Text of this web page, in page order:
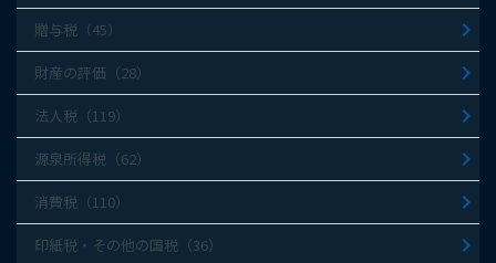
贈与税（45）
財産の評価（28）
法人税（119）
源泉所得税（62）
消費税（110）
印紙税・その他の国税（36）